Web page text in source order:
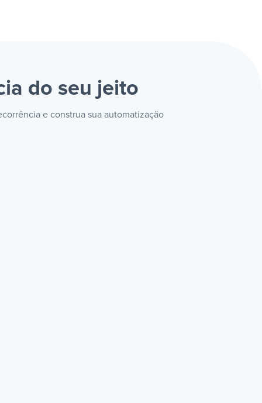
do seu jeito
e construa sua automatização